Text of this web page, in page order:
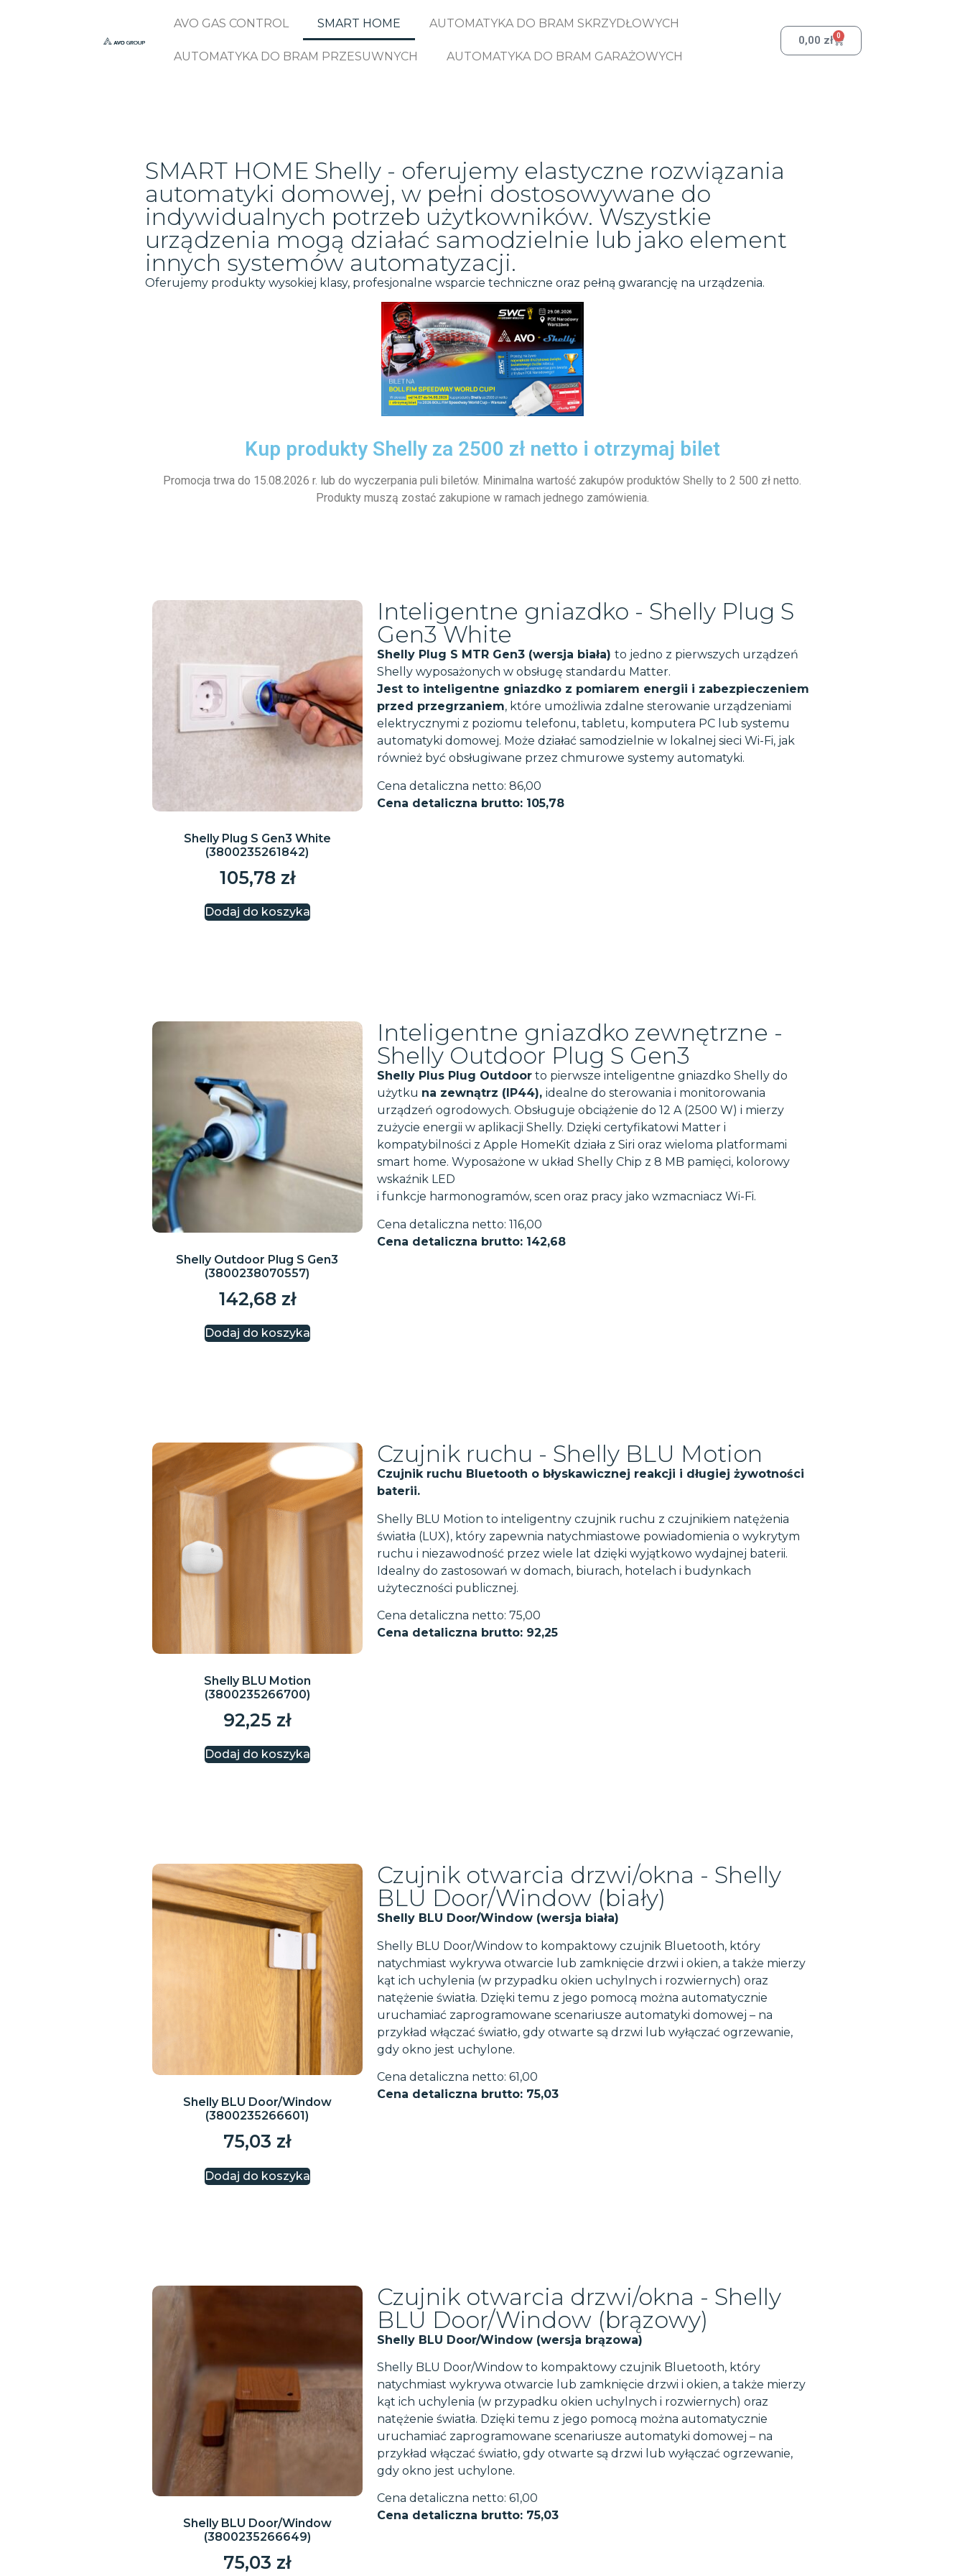
AVO GAS CONTROL SMART HOME AUTOMATYKA DO BRAM SKRZYDŁOWYCH
AUTOMATYKA DO BRAM PRZESUWNYCH AUTOMATYKA DO BRAM GARAŻOWYCH
0,00 zł 0
SMART HOME Shelly - oferujemy elastyczne rozwiązania
automatyki domowej, w pełni dostosowywane do
indywidualnych potrzeb użytkowników. Wszystkie
urządzenia mogą działać samodzielnie lub jako element
innych systemów automatyzacji.
Oferujemy produkty wysokiej klasy, profesjonalne wsparcie techniczne oraz pełną gwarancję na urządzenia.
Kup produkty Shelly za 2500 zł netto i otrzymaj bilet
Promocja trwa do 15.08.2026 r. lub do wyczerpania puli biletów. Minimalna wartość zakupów produktów Shelly to 2 500 zł netto.
Produkty muszą zostać zakupione w ramach jednego zamówienia.
Shelly Plug S Gen3 White
(3800235261842)
105,78 zł
Dodaj do koszyka
Inteligentne gniazdko - Shelly Plug S
Gen3 White
Shelly Plug S MTR Gen3 (wersja biała)to jedno z pierwszych urządzeń
Shelly wyposażonych w obsługę standardu Matter.
Jest to inteligentne gniazdko z pomiarem energii i zabezpieczeniem
przed przegrzaniem, które umożliwia zdalne sterowanie urządzeniami
elektrycznymi z poziomu telefonu, tabletu, komputera PC lub systemu
automatyki domowej. Może działać samodzielnie w lokalnej sieci Wi-Fi, jak
również być obsługiwane przez chmurowe systemy automatyki.
Cena detaliczna netto: 86,00
Cena detaliczna brutto: 105,78
Shelly Outdoor Plug S Gen3
(3800238070557)
142,68 zł
Dodaj do koszyka
Inteligentne gniazdko zewnętrzne -
Shelly Outdoor Plug S Gen3
Shelly Plus Plug Outdoor to pierwsze inteligentne gniazdko Shelly do
użytku na zewnątrz (IP44),idealne do sterowania i monitorowania
urządzeń ogrodowych. Obsługuje obciążenie do 12 A (2500 W) i mierzy
zużycie energii w aplikacji Shelly. Dzięki certyfikatowi Matter i
kompatybilności z Apple HomeKit działa z Siri oraz wieloma platformami
smart home. Wyposażone w układ Shelly Chip z 8 MB pamięci, kolorowy
wskaźnik LED
i funkcje harmonogramów, scen oraz pracy jako wzmacniacz Wi-Fi.
Cena detaliczna netto: 116,00
Cena detaliczna brutto: 142,68
Shelly BLU Motion
(3800235266700)
92,25 zł
Dodaj do koszyka
Czujnik ruchu - Shelly BLU Motion
Czujnik ruchu Bluetooth o błyskawicznej reakcji i długiej żywotności
baterii.
Shelly BLU Motion to inteligentny czujnik ruchu z czujnikiem natężenia
światła (LUX), który zapewnia natychmiastowe powiadomienia o wykrytym
ruchu i niezawodność przez wiele lat dzięki wyjątkowo wydajnej baterii.
Idealny do zastosowań w domach, biurach, hotelach i budynkach
użyteczności publicznej.
Cena detaliczna netto: 75,00
Cena detaliczna brutto: 92,25
Shelly BLU Door/Window
(3800235266601)
75,03 zł
Dodaj do koszyka
Czujnik otwarcia drzwi/okna - Shelly
BLU Door/Window (biały)
Shelly BLU Door/Window (wersja biała)
Shelly BLU Door/Window to kompaktowy czujnik Bluetooth, który
natychmiast wykrywa otwarcie lub zamknięcie drzwi i okien, a także mierzy
kąt ich uchylenia (w przypadku okien uchylnych i rozwiernych) oraz
natężenie światła. Dzięki temu z jego pomocą można automatycznie
uruchamiać zaprogramowane scenariusze automatyki domowej – na
przykład włączać światło, gdy otwarte są drzwi lub wyłączać ogrzewanie,
gdy okno jest uchylone.
Cena detaliczna netto: 61,00
Cena detaliczna brutto: 75,03
Shelly BLU Door/Window
(3800235266649)
75,03 zł
Czujnik otwarcia drzwi/okna - Shelly
BLU Door/Window (brązowy)
Shelly BLU Door/Window (wersja brązowa)
Shelly BLU Door/Window to kompaktowy czujnik Bluetooth, który
natychmiast wykrywa otwarcie lub zamknięcie drzwi i okien, a także mierzy
kąt ich uchylenia (w przypadku okien uchylnych i rozwiernych) oraz
natężenie światła. Dzięki temu z jego pomocą można automatycznie
uruchamiać zaprogramowane scenariusze automatyki domowej – na
przykład włączać światło, gdy otwarte są drzwi lub wyłączać ogrzewanie,
gdy okno jest uchylone.
Cena detaliczna netto: 61,00
Cena detaliczna brutto: 75,03